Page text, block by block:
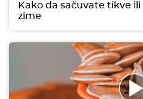
Kako da sačuvate tikve
zime